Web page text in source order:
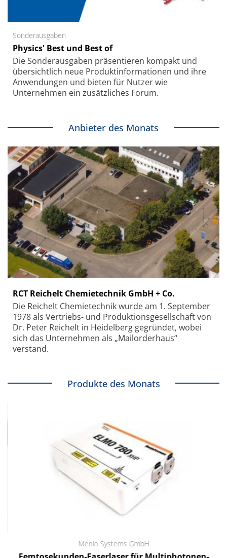
Sonderausgaben
Physics' Best und Best of
Die Sonder­ausgaben präsentieren kompakt und
übersichtlich neue Produkt­informationen und ihre
Anwendungen und bieten für Nutzer wie
Unternehmen ein zusätzliches Forum.
Anbieter des Monats
RCT Reichelt Chemietechnik GmbH + Co.
Die Reichelt Chemietechnik wurde am 1. September
1978 als Vertriebs- und Produktionsgesellschaft von
Dr. Peter Reichelt in Heidelberg gegründet, wobei
sich das Unternehmen als „Mailorderhaus“
verstand.
Produkte des Monats
Menlo Systems GmbH